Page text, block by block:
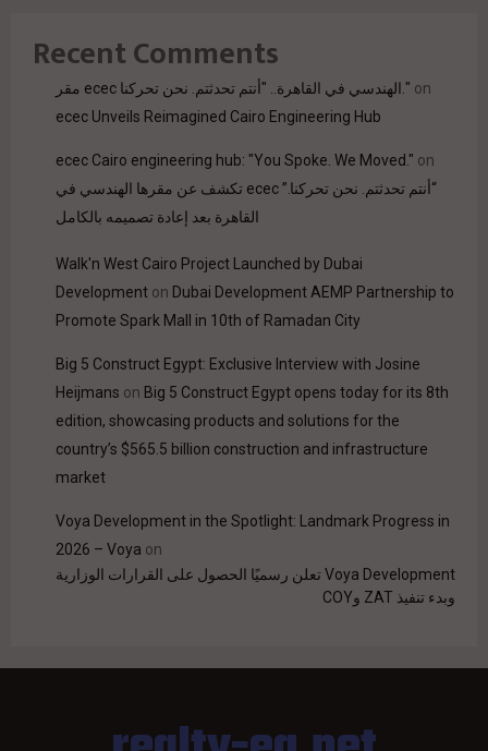
Recent Comments
مقر ecec الهندسي في القاهرة.. "أنتم تحدثتم. نحن تحركنا." on
ecec Unveils Reimagined Cairo Engineering Hub
ecec Cairo engineering hub: "You Spoke. We Moved." on
“أنتم تحدثتم. نحن تحركنا.” ecec تكشف عن مقرها الهندسي في
القاهرة بعد إعادة تصميمه بالكامل
Walk'n West Cairo Project Launched by Dubai
Development on Dubai Development AEMP Partnership to
Promote Spark Mall in 10th of Ramadan City
Big 5 Construct Egypt: Exclusive Interview with Josine
Heijmans on Big 5 Construct Egypt opens today for its 8th
edition, showcasing products and solutions for the
country’s $565.5 billion construction and infrastructure
market
Voya Development in the Spotlight: Landmark Progress in
2026 – Voya on
Voya Development تعلن رسميًا الحصول على القرارات الوزارية
وبدء تنفيذ ZAT وCOY